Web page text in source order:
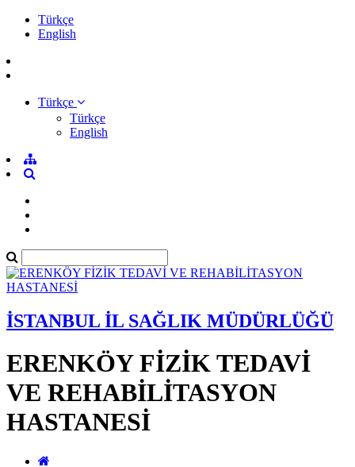
Türkçe
English
Türkçe
Türkçe
English
İSTANBUL İL SAĞLIK MÜDÜRLÜĞÜ
ERENKÖY FİZİK TEDAVİ
VE REHABİLİTASYON
HASTANESİ